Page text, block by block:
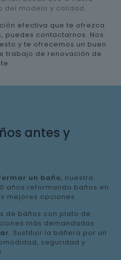
del modelo y calidad.
efectiva que te ofrezca
puedes contactarnos. Nos
y te ofrecemos un buen
trabajo de renovación de
antes y
un baño, nuestra
años reformando baños en
mejores opciones.
de baños con plato de
más demandadas
. Sustituir la bañera por un
seguridad y